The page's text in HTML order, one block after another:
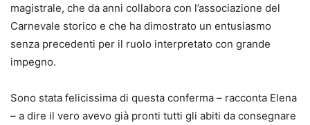
magistrale, che da anni collabora con l’associazione del
Carnevale storico e che ha dimostrato un entusiasmo
senza precedenti per il ruolo interpretato con grande
impegno.
Sono stata felicissima di questa conferma – racconta Elena
– a dire il vero avevo già pronti tutti gli abiti da consegnare